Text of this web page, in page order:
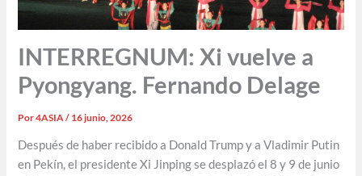
INTERREGNUM: Xi vuelve a
Pyongyang. Fernando Delage
Por4ASIA/ 16 junio, 2026
Después de haber recibido a Donald Trump y a Vladimir Putin
en Pekín, el presidente Xi Jinping se desplazó el 8 y 9 de junio